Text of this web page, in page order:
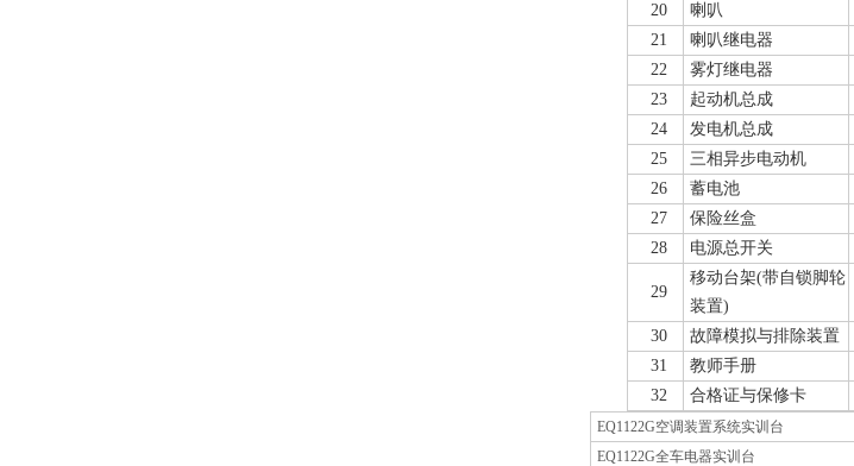
20
喇叭
21
喇叭继电器
22
雾灯继电器
23
起动机总成
24
发电机总成
25
三相异步电动机
26
蓄电池
27
保险丝盒
28
电源总开关
29
移动台架(带自锁脚轮
装置)
30 故障模拟与排除装置
31
教师手册
32
合格证与保修卡
EQ1122G空调装置系统实训台
EQ1122G全车电器实训台